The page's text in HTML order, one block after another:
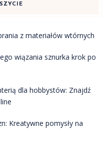
z materiałów wtórnych
wiązania sznurka krok po
dla hobbystów: Znajdź
Kreatywne pomysły na